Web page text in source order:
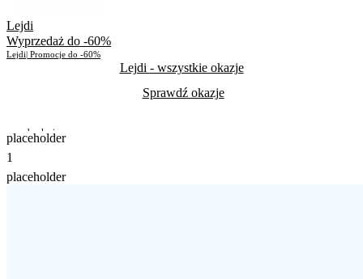
Lejdi
Wyprzedaż do -60%
Lejdi| Promocje do -60%
Lejdi - wszystkie okazje
Sprawdź okazje
Do odwołania
Skorzystało
placeholder
1
placeholder